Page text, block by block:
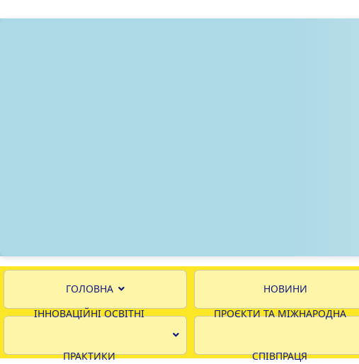
ГОЛОВНА НОВИНИ
ІННОВАЦІЙНІ ОСВІТНІ
ПРАКТИКИ
ПРОЄКТИ ТА МІЖНАРОДНА
СПІВПРАЦЯ